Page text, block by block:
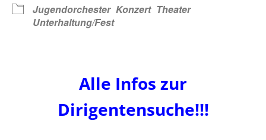
Jugendorchester Konzert Theater
Unterhaltung/Fest
Alle Infos zur
Dirigentensuche!!!